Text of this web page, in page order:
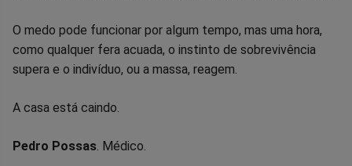
O medo pode funcionar por algum tempo, mas uma hora,
como qualquer fera acuada, o instinto de sobrevivência
supera e o indivíduo, ou a massa, reagem.
A casa está caindo.
Pedro Possas . Médico.